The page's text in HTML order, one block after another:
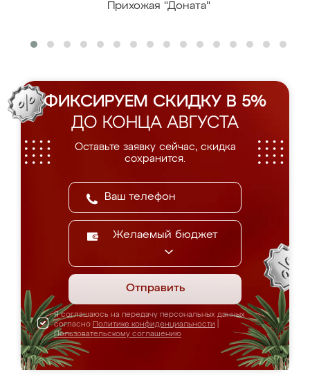
Прихожая "Доната"
ФИКСИРУЕМ СКИДКУ В 5%
ДО КОНЦА АВГУСТА
Оставьте заявку сейчас, скидка
сохранится.
Желаемый бюджет
Отправить
Я соглашаюсь на передачу персональных данных
согласно Политике конфиденциальности
Пользовательскому соглашению